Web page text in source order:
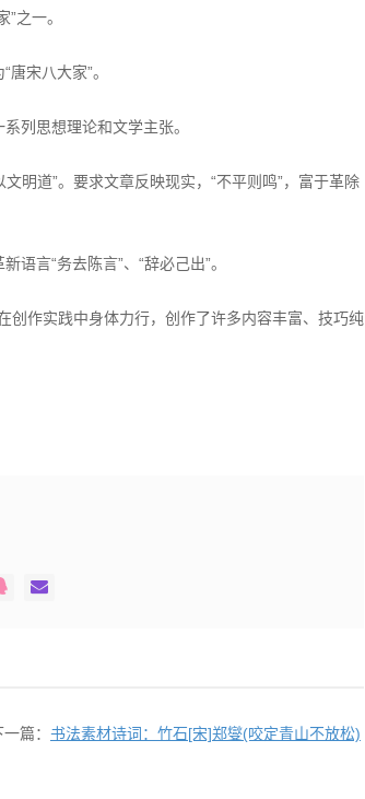
之一。
唐宋八大家”。
列思想理论和文学主张。
明道”。要求文章反映现实，“不平则鸣”，富于革除
言“务去陈言”、“辞必己出”。
创作实践中身体力行，创作了许多内容丰富、技巧纯
篇： 书法素材诗词：竹石[宋]郑燮(咬定青山不放松)